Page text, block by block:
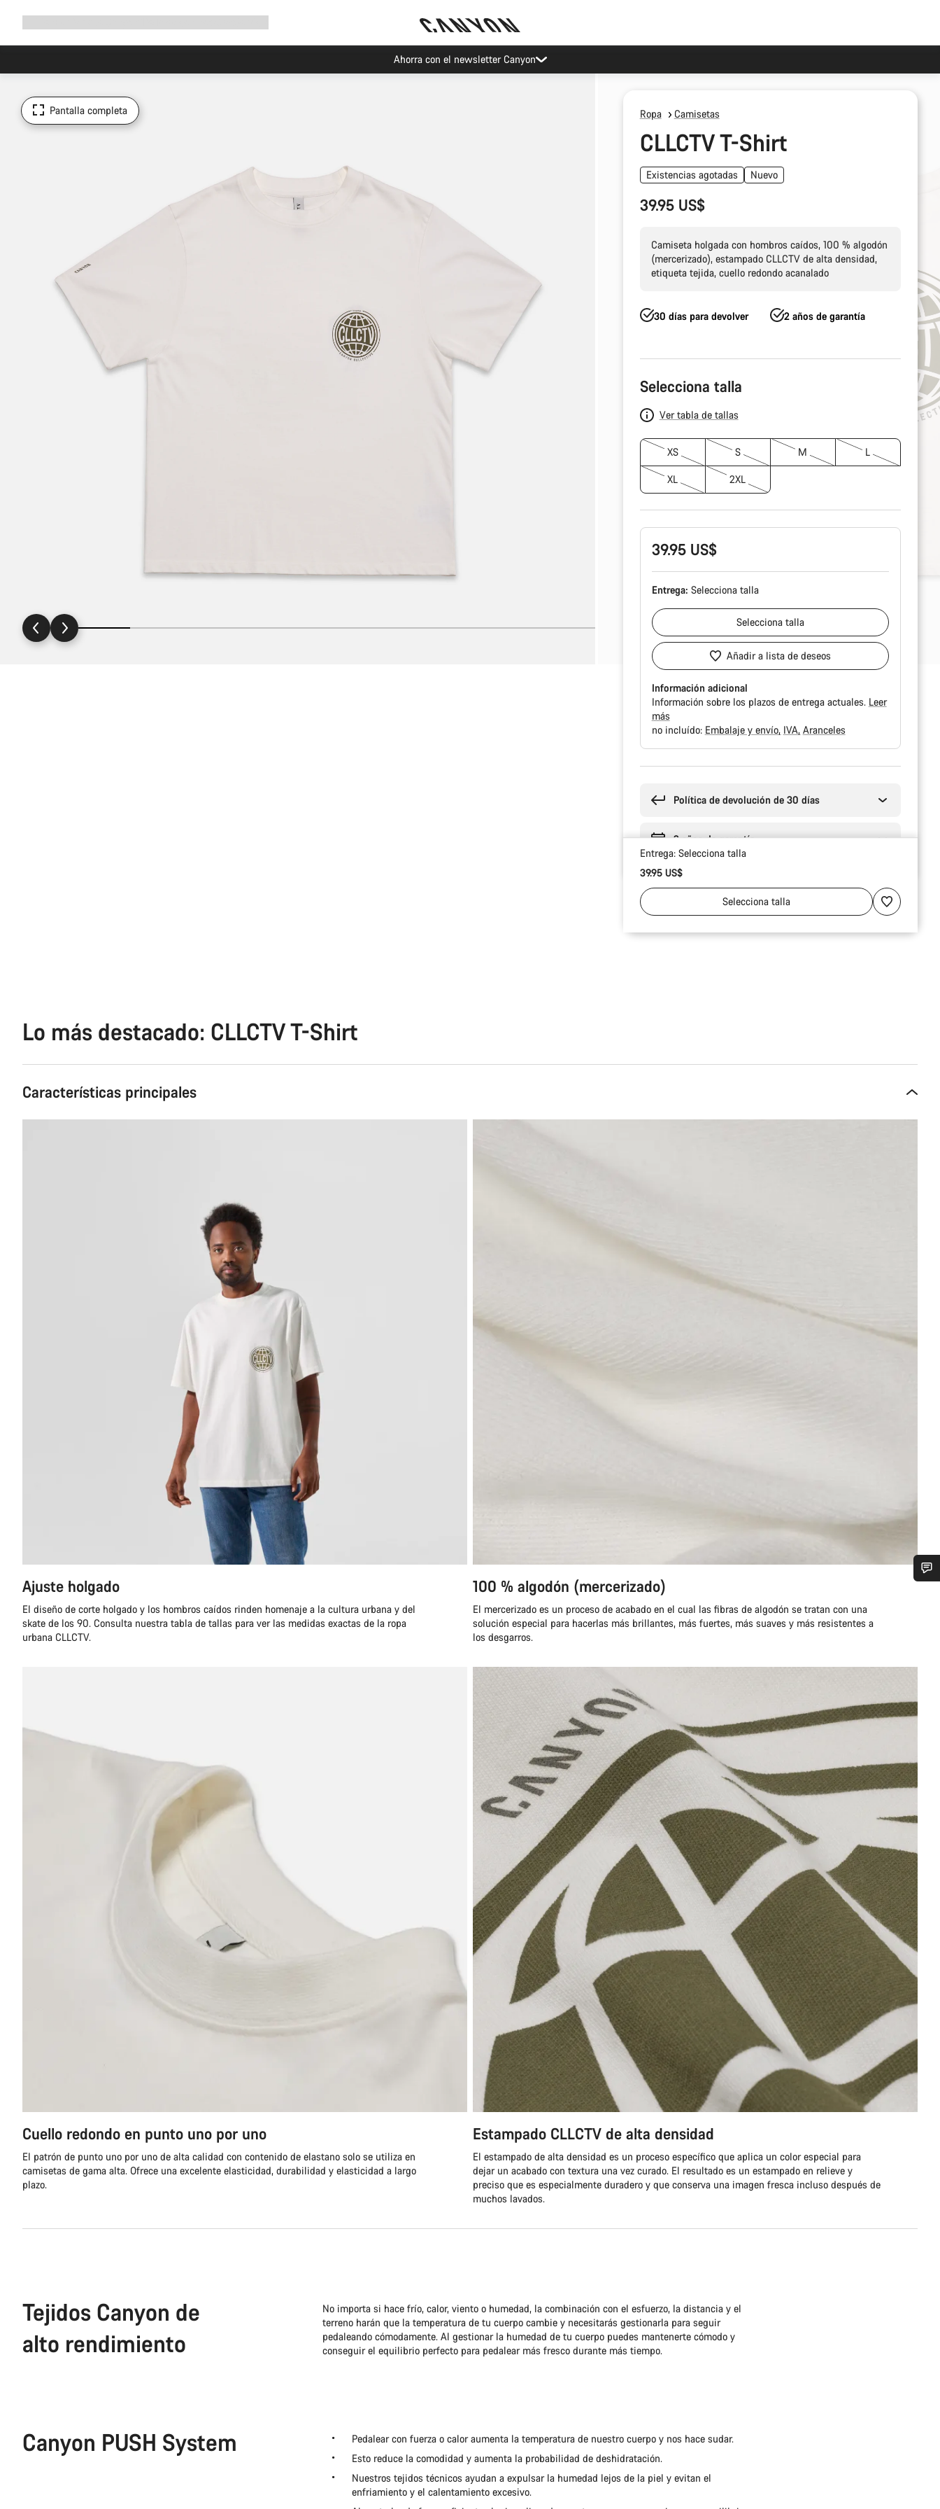
Ahorra con el newsletter Canyon
Pantalla completa Ropa Camisetas
CLLCTV T-Shirt
Existencias agotadas Nuevo
39.95 US$
Camiseta holgada con hombros caídos, 100 % algodón
(mercerizado), estampado CLLCTV de alta densidad,
etiqueta tejida, cuello redondo acanalado
30 días para devolver 2 años de garantía
del
producto
Selecciona talla
Ver tabla de tallas
XS S M L
XL 2XL
39.95 US$
Entrega: Selecciona talla
Selecciona talla
Añadir a lista de deseos
Información adicional
Información sobre los plazos de entrega actuales. Leer
más
no incluído: Embalaje y envío IVA Aranceles
compra
Política de devolución de 30 días
2 años de garantía
Entrega: Selecciona talla
39.95 US$
Selecciona talla
Lo más destacado: CLLCTV T-Shirt
Características principales
Ajuste holgado
El diseño de corte holgado y los hombros caídos rinden homenaje a la cultura urbana y del
skate de los 90. Consulta nuestra tabla de tallas para ver las medidas exactas de la ropa
urbana CLLCTV.
100 % algodón (mercerizado)
El mercerizado es un proceso de acabado en el cual las fibras de algodón se tratan con una
solución especial para hacerlas más brillantes, más fuertes, más suaves y más resistentes a
los desgarros.
Cuello redondo en punto uno por uno
El patrón de punto uno por uno de alta calidad con contenido de elastano solo se utiliza en
camisetas de gama alta. Ofrece una excelente elasticidad, durabilidad y elasticidad a largo
plazo.
Estampado CLLCTV de alta densidad
El estampado de alta densidad es un proceso específico que aplica un color especial para
dejar un acabado con textura una vez curado. El resultado es un estampado en relieve y
preciso que es especialmente duradero y que conserva una imagen fresca incluso después de
muchos lavados.
Tejidos Canyon de
alto rendimiento
No importa si hace frío, calor, viento o humedad, la combinación con el esfuerzo, la distancia y el
terreno harán que la temperatura de tu cuerpo cambie y necesitarás gestionarla para seguir
pedaleando cómodamente. Al gestionar la humedad de tu cuerpo puedes mantenerte cómodo y
conseguir el equilibrio perfecto para pedalear más fresco durante más tiempo.
Canyon PUSH System
Pedalear con fuerza o calor aumenta la temperatura de nuestro cuerpo y nos hace sudar.
Esto reduce la comodidad y aumenta la probabilidad de deshidratación.
Nuestros tejidos técnicos ayudan a expulsar la humedad lejos de la piel y evitan el
enfriamiento y el calentamiento excesivo.
¿Necesitas ayuda?
Cerrar